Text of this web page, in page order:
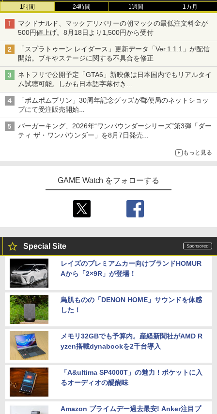
1時間 24時間 1週間 1カ月
マクドナルド、マックデリバリーの朝マックの最低注文料金が
500円値上げ。8月18日より1,500円から受付
「スプラトゥーン レイダース」更新データ「Ver.1.1.1」が配信
開始。ブキやステージに関する不具合を修正
ネトフリで公開予定「GTA6」新映像は日本国内でもリアルタイ
ム試聴可能。しかも日本語字幕付き
Netflixから公式回答あり
「ポムポムプリン」30周年記念グッズが郵便局のネットショッ
プにて受注販売開始
「おもちもちもちクッション」など今年だけの限定商品が登場
バーガーキング、2026年“ワンパウンダーシリーズ”第3弾「ダー
ティ ザ・ワンパウンダー」を8月7日発売
もっと見る
GAME Watch をフォローする
Special Site
レイズのプレミアムカー向けブランドHOMUR
Aから「2×9R」が登場！
鳥肌ものの「DENON HOME」サウンドを体感
した！
メモリ32GBでも予算内。産経新聞社がAMD R
yzen搭載dynabookを2千台導入
「A&ultima SP4000T」の魅力！ポケットに入
るオーディオの醍醐味
Amazon プライムデー過去最安! Anker注目プ